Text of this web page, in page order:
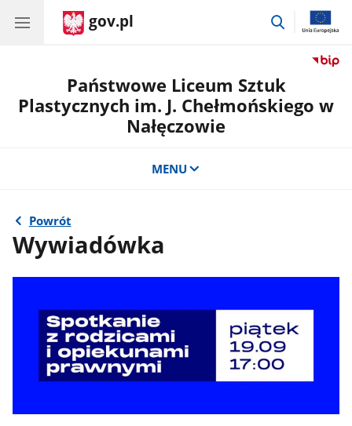
gov.pl
przejdź
Państwowe Liceum Sztuk
Plastycznych im. J. Chełmońskiego w
Nałęczowie
MENU
Powrót
Wywiadówka